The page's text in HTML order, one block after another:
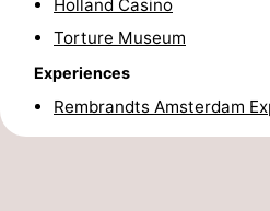
buurt
Geschiedenis
Diamantstad
Holland Casino
Torture Museum
Experiences
Rembrandts Amsterdam